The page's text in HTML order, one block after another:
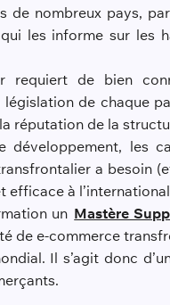
de nombreux pays,
les informe sur les
requiert de bien
de chaque
réputation de la
développement, les
a besoin
efficace à
un Mastère
de e-commerce
Il s’agit donc